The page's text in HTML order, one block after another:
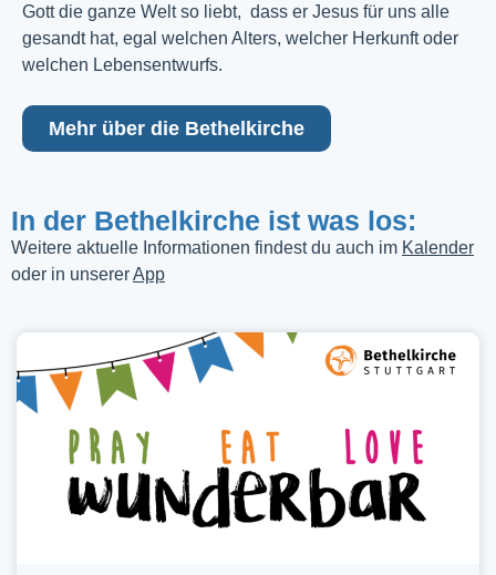
Gott die ganze Welt so liebt, dass er Jesus für uns alle
gesandt hat, egal welchen Alters, welcher Herkunft oder
welchen Lebensentwurfs.
Mehr über die Bethelkirche
In der Bethelkirche ist was los:
Weitere aktuelle Informationen findest du auch im Kalender
oder in unsererApp